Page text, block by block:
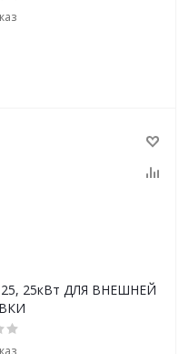
25кВт ДЛЯ ВНЕШНЕЙ